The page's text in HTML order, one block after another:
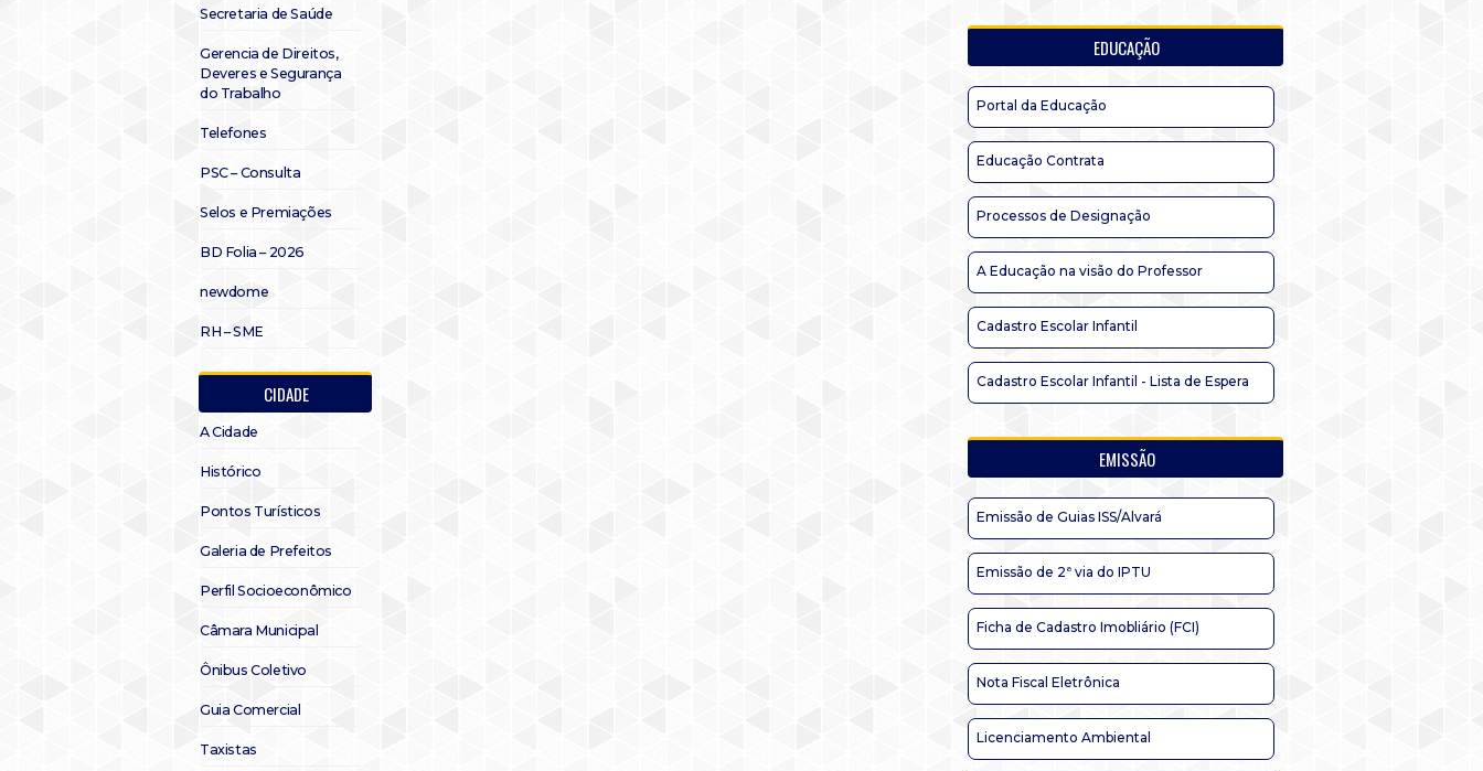
Secretaria de Saúde
Gerencia de Direitos,
Deveres e Segurança
do Trabalho
Telefones
PSC – Consulta
Selos e Premiações
BD Folia – 2026
newdome
RH – SME
CIDADE
A Cidade
Histórico
Pontos Turísticos
Galeria de Prefeitos
Perfil Socioeconômico
Câmara Municipal
Ônibus Coletivo
Guia Comercial
Taxistas
EDUCAÇÃO
Portal da Educação
Educação Contrata
Processos de Designação
A Educação na visão do Professor
Cadastro Escolar Infantil
Cadastro Escolar Infantil - Lista de Espera
EMISSÃO
Emissão de Guias ISS/Alvará
Emissão de 2ª via do IPTU
Ficha de Cadastro Imobliário (FCI)
Nota Fiscal Eletrônica
Licenciamento Ambiental